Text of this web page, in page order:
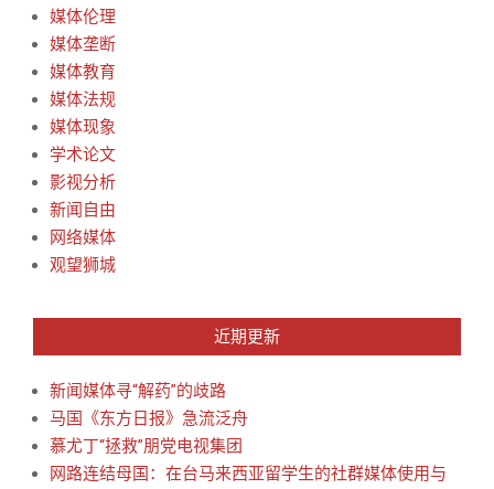
媒体伦理
媒体垄断
媒体教育
媒体法规
媒体现象
学术论文
影视分析
新闻自由
网络媒体
观望狮城
近期更新
新闻媒体寻“解药”的歧路
马国《东方日报》急流泛舟
慕尤丁“拯救”朋党电视集团
网路连结母国：在台马来西亚留学生的社群媒体使用与